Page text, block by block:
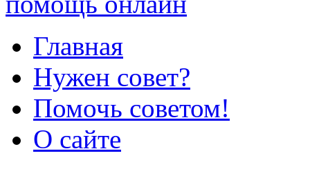
Главная
Нужен совет?
Помочь советом!
О сайте